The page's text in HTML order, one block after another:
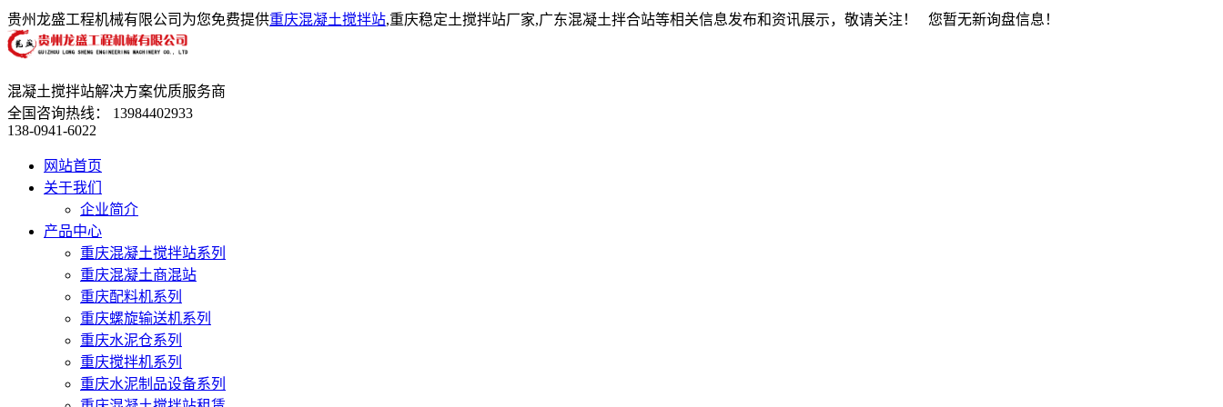
贵州龙盛工程机械有限公司为您免费提供重庆混凝土搅拌站,重庆稳定土搅拌站厂家,广东混凝土拌合站等相关信息发布和资讯展示，敬请关注！ 您暂无新询盘信息！
混凝土搅拌站解决方案优质服务商
全国咨询热线： 13984402933
138-0941-6022
网站首页
关于我们
企业简介
产品中心
重庆混凝土搅拌站系列
重庆混凝土商混站
重庆配料机系列
重庆螺旋输送机系列
重庆水泥仓系列
重庆搅拌机系列
重庆水泥制品设备系列